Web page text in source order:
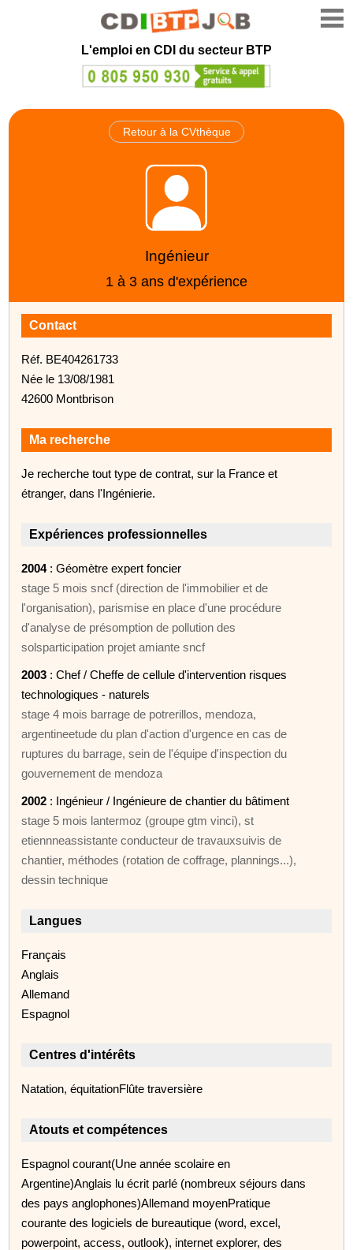
L'emploi en CDI du secteur BTP
Retour à la CVthèque
Ingénieur
1 à 3 ans d'expérience
Contact
Réf. BE404261733
Née le 13/08/1981
42600 Montbrison
Ma recherche
Je recherche tout type de contrat, sur la France et
étranger, dans l'Ingénierie.
Expériences professionnelles
2004: Géomètre expert foncier
stage 5 mois sncf (direction de l'immobilier et de
l'organisation), parismise en place d'une procédure
d'analyse de présomption de pollution des
solsparticipation projet amiante sncf
2003 : Chef / Cheffe de cellule d'intervention risques
technologiques - naturels
stage 4 mois barrage de potrerillos, mendoza,
argentineetude du plan d'action d'urgence en cas de
ruptures du barrage, sein de l'équipe d'inspection du
gouvernement de mendoza
2002 : Ingénieur / Ingénieure de chantier du bâtiment
stage 5 mois lantermoz (groupe gtm vinci), st
etiennneassistante conducteur de travauxsuivis de
chantier, méthodes (rotation de coffrage, plannings...),
dessin technique
Langues
Français
Anglais
Allemand
Espagnol
Centres d'intérêts
Natation, équitationFlûte traversière
Atouts et compétences
Espagnol courant(Une année scolaire en
Argentine)Anglais lu écrit parlé (nombreux séjours dans
des pays anglophones)Allemand moyenPratique
courante des logiciels de bureautique (word, excel,
powerpoint, access, outlook), internet explorer, des